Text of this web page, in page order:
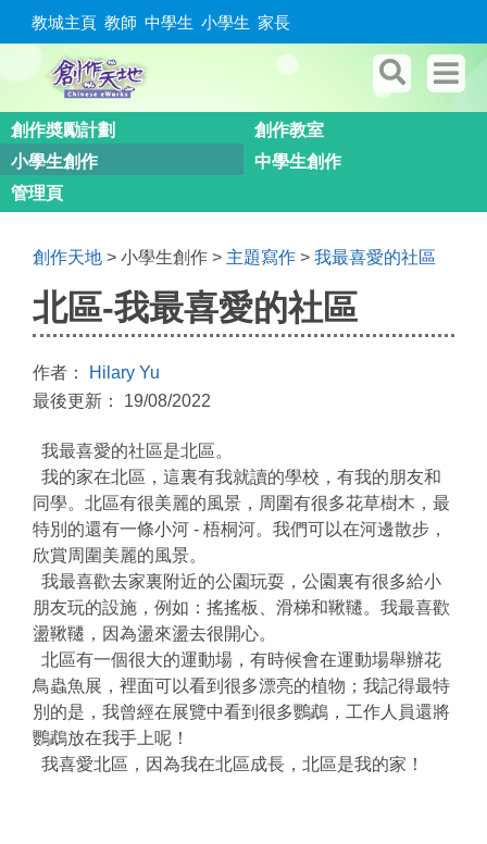
教城主頁 教師 中學生 小學生 家長
創作奬勵計劃
創作教室
小學生創作
中學生創作
管理頁
創作天地 > 小學生創作 > 主題寫作 > 我最喜愛的社區
北區-我最喜愛的社區
作者：
Hilary Yu
最後更新： 19/08/2022
我最喜愛的社區是北區。
我的家在北區，這裏有我就讀的學校，有我的朋友和
同學。北區有很美麗的風景，周圍有很多花草樹木，最
特別的還有一條小河 - 梧桐河。我們可以在河邊散步，
欣賞周圍美麗的風景。
我最喜歡去家裏附近的公園玩耍，公園裏有很多給小
朋友玩的設施，例如：搖搖板、滑梯和鞦韆。我最喜歡
盪鞦韆，因為盪來盪去很開心。
北區有一個很大的運動場，有時候會在運動場舉辦花
鳥蟲魚展，裡面可以看到很多漂亮的植物；我記得最特
別的是，我曾經在展覽中看到很多鸚鵡，工作人員還將
鸚鵡放在我手上呢！
我喜愛北區，因為我在北區成長，北區是我的家！